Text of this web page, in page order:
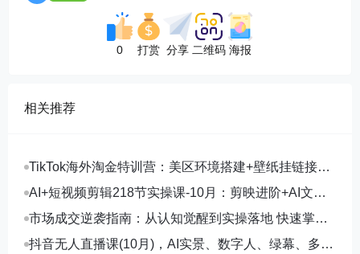
0 打赏 分享 二维码 海报
相关推荐
TikTok海外淘金特训营：美区环境搭建+壁纸挂链接
+剪映数字人，月入1.5万
AI+短视频剪辑218节实操课-10月：剪映进阶+AI文案
生成+账号运营，月入2万
市场成交逆袭指南：从认知觉醒到实操落地 快速掌握
市场开拓与成交核心能力
抖音无人直播课(10月)，AI实景、数字人、绿幕、多种